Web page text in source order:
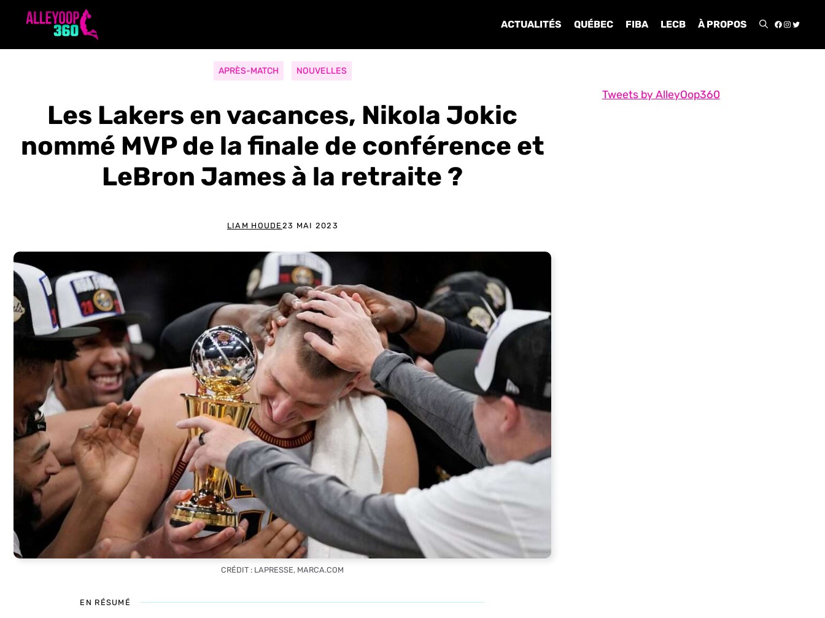
ACTUALITÉS QUÉBEC FIBA LECB À PROPOS
APRÈS-MATCH NOUVELLES
Les Lakers en vacances, Nikola Jokic
nommé MVP de la finale de conférence et
LeBron James à la retraite ?
LIAM HOUDE 23 MAI 2023
CRÉDIT : LAPRESSE, MARCA.COM
EN RÉSUMÉ
Tweets by AlleyOop360